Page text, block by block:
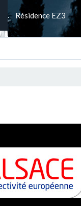
Résidence EZ3